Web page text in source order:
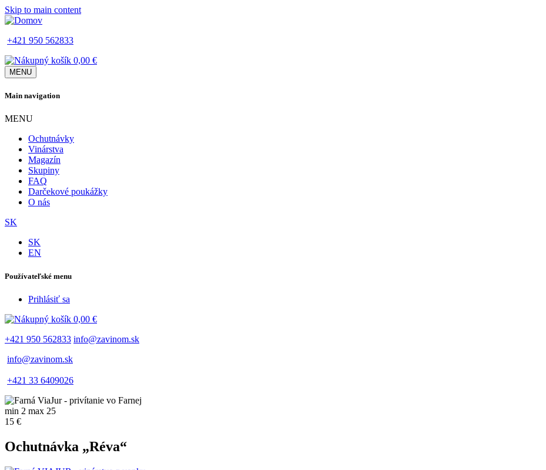
Skip to main content
+421 950 562833
0,00 €
MENU
Main navigation
MENU
Ochutnávky
Vinárstva
Magazín
Skupiny
FAQ
Darčekové poukážky
O nás
SK
SK
EN
Používateľské menu
Prihlásiť sa
0,00 €
+421 950 562833 info@zavinom.sk
info@zavinom.sk
+421 33 6409026
min 2 max 25
15 €
Ochutnávka „Réva“